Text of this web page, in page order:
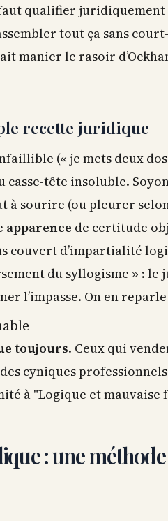
qualifier juridiquement
tout ça sans
manier le rasoir
recette juridique
(« je mets deux
tête insoluble.
sourire (ou pleurer selon
apparence de certitude
couvert d’impartialité
du syllogisme » : le
l’impasse. On en
toujours. Ceux qui
cyniques
à "Logique et mauvaise
: une méthode